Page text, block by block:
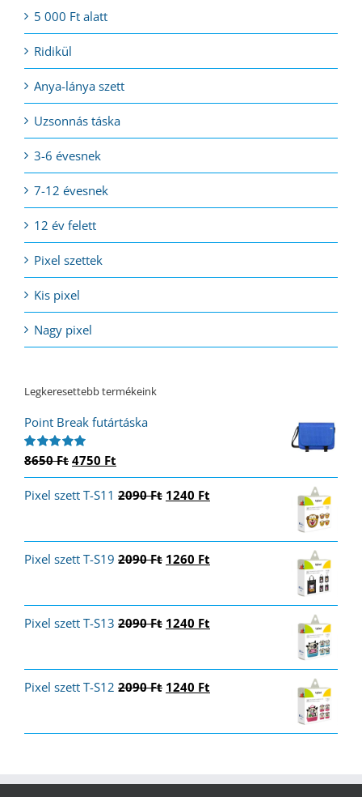
5 000 Ft alatt
Ridikül
Anya-lánya szett
Uzsonnás táska
3-6 évesnek
7-12 évesnek
12 év felett
Pixel szettek
Kis pixel
Nagy pixel
Legkeresettebb termékeink
Point Break futártáska
Értékelés:
8650Ft Original
price
was:
4750 Ft
price
is:
Pixel szett T-S11 2090Ft Original
1240 Ft
Pixel szett T-S19 2090Ft Original
1260 Ft
Pixel szett T-S13 2090Ft Original
1240 Ft
Pixel szett T-S12 2090Ft Original
1240 Ft